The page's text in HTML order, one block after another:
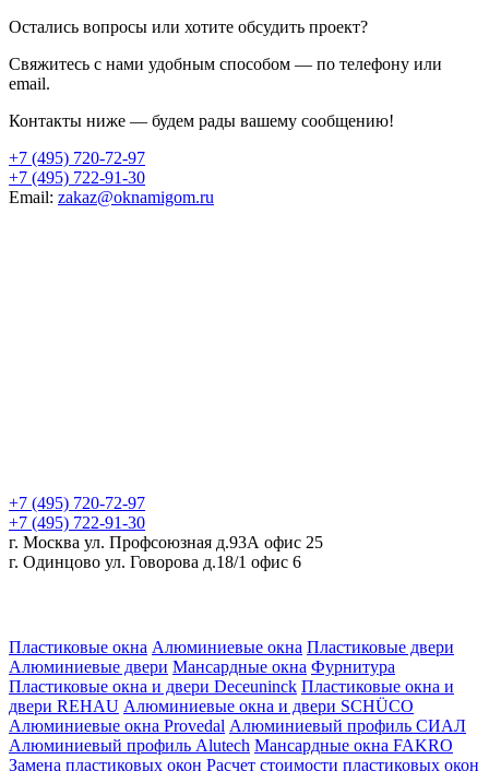
Остались вопросы или хотите обсудить проект?
Свяжитесь с нами удобным способом — по телефону или
email.
Контакты ниже — будем рады вашему сообщению!
+7 (495) 720-72-97
+7 (495) 722-91-30
Email: zakaz@oknamigom.ru
+7 (495) 720-72-97
+7 (495) 722-91-30
г. Москва ул. Профсоюзная д.93А офис 25
г. Одинцово ул. Говорова д.18/1 офис 6
Пластиковые окна Алюминиевые окна Пластиковые двери
Алюминиевые двери Мансардные окна Фурнитура
Пластиковые окна и двери Deceuninck Пластиковые окна и
двери REHAU Алюминиевые окна и двери SCHÜCO
Алюминиевые окна Provedal Алюминиевый профиль СИАЛ
Алюминиевый профиль Alutech Мансардные окна FAKRO
Замена пластиковых окон Расчет стоимости пластиковых окон